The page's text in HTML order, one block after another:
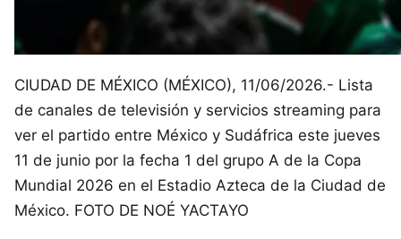
CIUDAD DE MÉXICO (MÉXICO), 11/06/2026.- Lista
de canales de televisión y servicios streaming para
ver el partido entre México y Sudáfrica este jueves
11 de junio por la fecha 1 del grupo A de la Copa
Mundial 2026 en el Estadio Azteca de la Ciudad de
México. FOTO DE NOÉ YACTAYO